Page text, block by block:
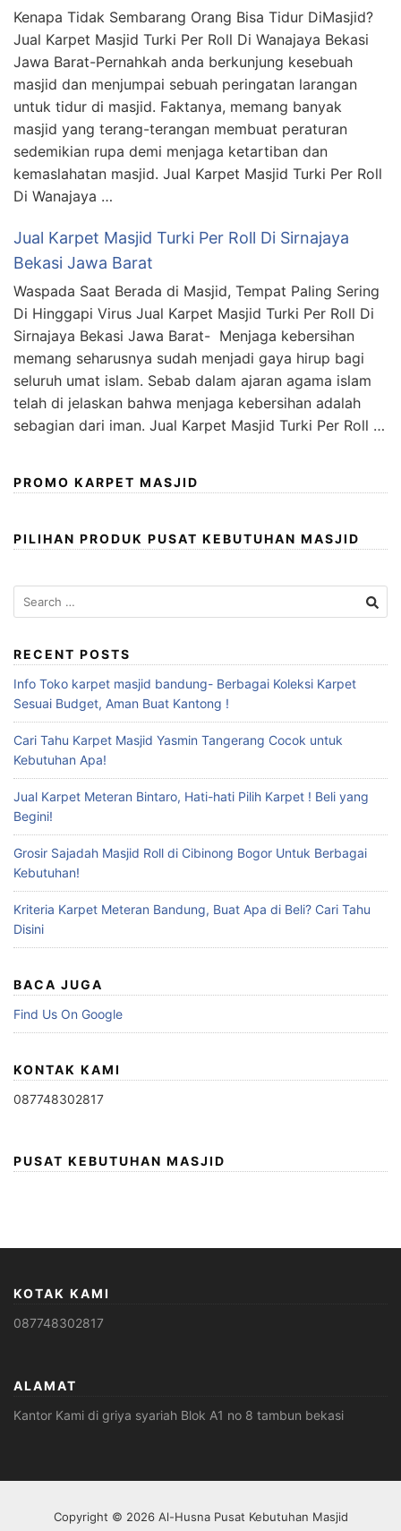
Kenapa Tidak Sembarang Orang Bisa Tidur DiMasjid?
Jual Karpet Masjid Turki Per Roll Di Wanajaya Bekasi
Jawa Barat-Pernahkah anda berkunjung kesebuah
masjid dan menjumpai sebuah peringatan larangan
untuk tidur di masjid. Faktanya, memang banyak
masjid yang terang-terangan membuat peraturan
sedemikian rupa demi menjaga ketartiban dan
kemaslahatan masjid. Jual Karpet Masjid Turki Per Roll
Di Wanajaya …
Jual Karpet Masjid Turki Per Roll Di Sirnajaya
Bekasi Jawa Barat
Waspada Saat Berada di Masjid, Tempat Paling Sering
Di Hinggapi Virus Jual Karpet Masjid Turki Per Roll Di
Sirnajaya Bekasi Jawa Barat- Menjaga kebersihan
memang seharusnya sudah menjadi gaya hirup bagi
seluruh umat islam. Sebab dalam ajaran agama islam
telah di jelaskan bahwa menjaga kebersihan adalah
sebagian dari iman. Jual Karpet Masjid Turki Per Roll …
PROMO KARPET MASJID
PILIHAN PRODUK PUSAT KEBUTUHAN MASJID
RECENT POSTS
Info Toko karpet masjid bandung- Berbagai Koleksi Karpet
Sesuai Budget, Aman Buat Kantong !
Cari Tahu Karpet Masjid Yasmin Tangerang Cocok untuk
Kebutuhan Apa!
Jual Karpet Meteran Bintaro, Hati-hati Pilih Karpet ! Beli yang
Begini!
Grosir Sajadah Masjid Roll di Cibinong Bogor Untuk Berbagai
Kebutuhan!
Kriteria Karpet Meteran Bandung, Buat Apa di Beli? Cari Tahu
Disini
BACA JUGA
Find Us On Google
KONTAK KAMI
087748302817
PUSAT KEBUTUHAN MASJID
KOTAK KAMI
087748302817
ALAMAT
Kantor Kami di griya syariah Blok A1 no 8 tambun bekasi
Copyright © 2026 Al-Husna Pusat Kebutuhan Masjid